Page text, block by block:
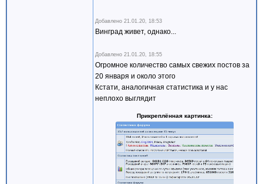
Добавлено 21.01.20, 18:53
Винград живет, однако...
Добавлено 21.01.20, 18:55
Огромное количество самых свежих постов за
20 января и около этого
Кстати, аналогичная статистика и у нас
неплохо выглядит
Прикреплённая картинка